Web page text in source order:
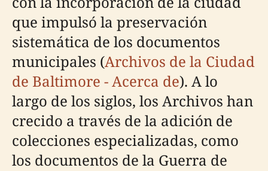
que impulsó la preservación
sistemática de los documentos
municipales (Archivos de la Ciudad
de Baltimore - Acerca de). A lo
largo de los siglos, los Archivos han
crecido a través de la adición de
colecciones especializadas, como
los documentos de la Guerra de